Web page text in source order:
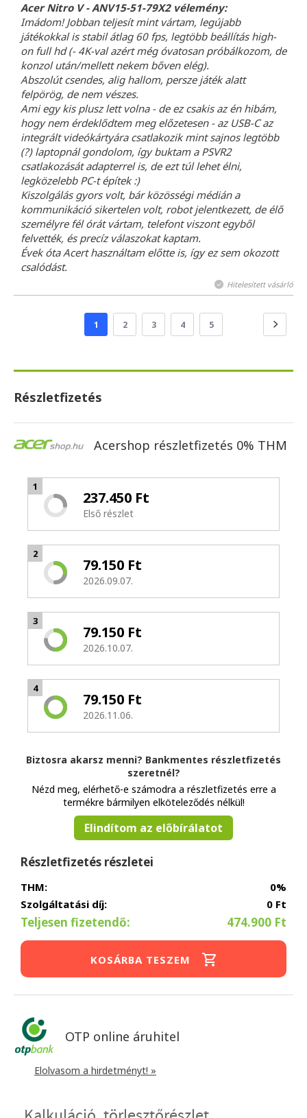
Acer Nitro V - ANV15-51-79X2 vélemény:
Imádom! Jobban teljesít mint vártam, legújabb
játékokkal is stabil átlag 60 fps, legtöbb beállítás high-
on full hd (- 4K-val azért még óvatosan próbálkozom, de
konzol után/mellett nekem bőven elég).
Abszolút csendes, alig hallom, persze játék alatt
felpörög, de nem vészes.
Ami egy kis plusz lett volna - de ez csakis az én hibám,
hogy nem érdeklődtem meg előzetesen - az USB-C az
integrált videókártyára csatlakozik mint sajnos legtöbb
(?) laptopnál gondolom, így buktam a PSVR2
csatlakozását adapterrel is, de ezt túl lehet élni,
legközelebb PC-t építek :)
Kiszolgálás gyors volt, bár közösségi médián a
kommunikáció sikertelen volt, robot jelentkezett, de élő
személyre fél órát vártam, telefont viszont egyből
felvették, és precíz válaszokat kaptam.
Évek óta Acert használtam előtte is, így ez sem okozott
csalódást.
Hitelesített vásárló
1 2 3 4 5
Részletfizetés
Acershop részletfizetés 0% THM
1
237.450 Ft
Első részlet
2
79.150 Ft
2026.09.07.
3
79.150 Ft
2026.10.07.
4
79.150 Ft
2026.11.06.
Biztosra akarsz menni? Bankmentes részletfizetés
szeretnél?
Nézd meg, elérhető-e számodra a részletfizetés erre a
termékre bármilyen elköteleződés nélkül!
Elindítom az előbírálatot
Részletfizetés részletei
THM:
0%
Szolgáltatási díj:
0 Ft
Teljesen fizetendő: 474.900 Ft
KOSÁRBA TESZEM
OTP online áruhitel
Elolvasom a hirdetményt! »